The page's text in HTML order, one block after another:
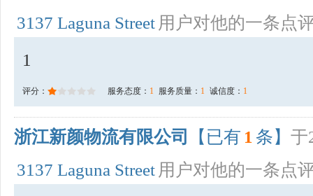
3137 Laguna Street 用户对他的一条点
1
评分： 服务态度： 1 服务质量： 1 诚信度： 1
浙江新颜物流有限公司 【已有 1 条】 于
3137 Laguna Street 用户对他的一条点